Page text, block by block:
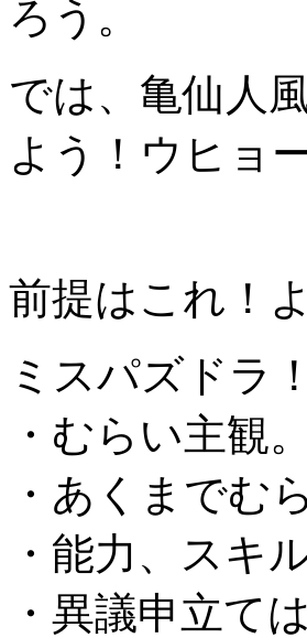
ろう。
では、亀仙人
よう！ウヒョ
前提はこれ！
ミスパズドラ
・むらい主観。
・あくまでむ
・能力、スキ
・異議申立て